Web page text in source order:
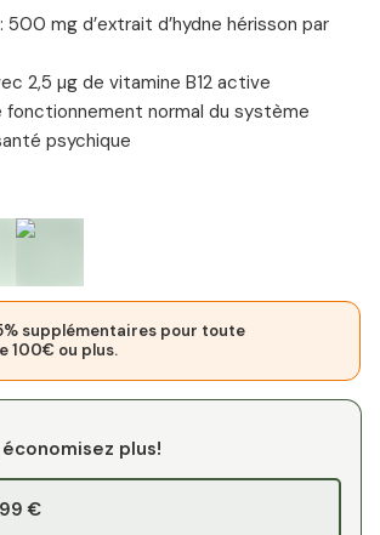
500 mg d’extrait d’hydne hérisson par
2,5 µg de vitamine B12 active
fonctionnement normal du système
psychique
supplémentaires pour toute
100€ ou plus.
plus!
€